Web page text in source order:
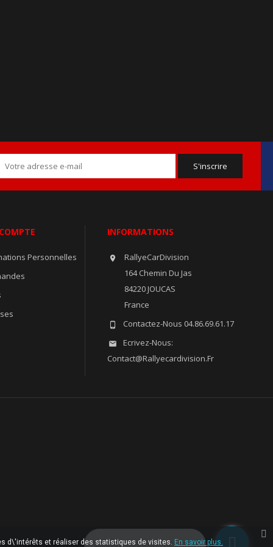
Laissez-nous un message
Personnelles
INFORMATIONS

RallyeCarDivision
164 Chemin Du Jas
84220 JOUCAS
France
 Contactez-Nous 04.86.69.61.17

Ecrivez-Nous:
Contact@rallyecardivision.fr
d\'intérêts et réaliser des statistiques de visites. En savoir plus.